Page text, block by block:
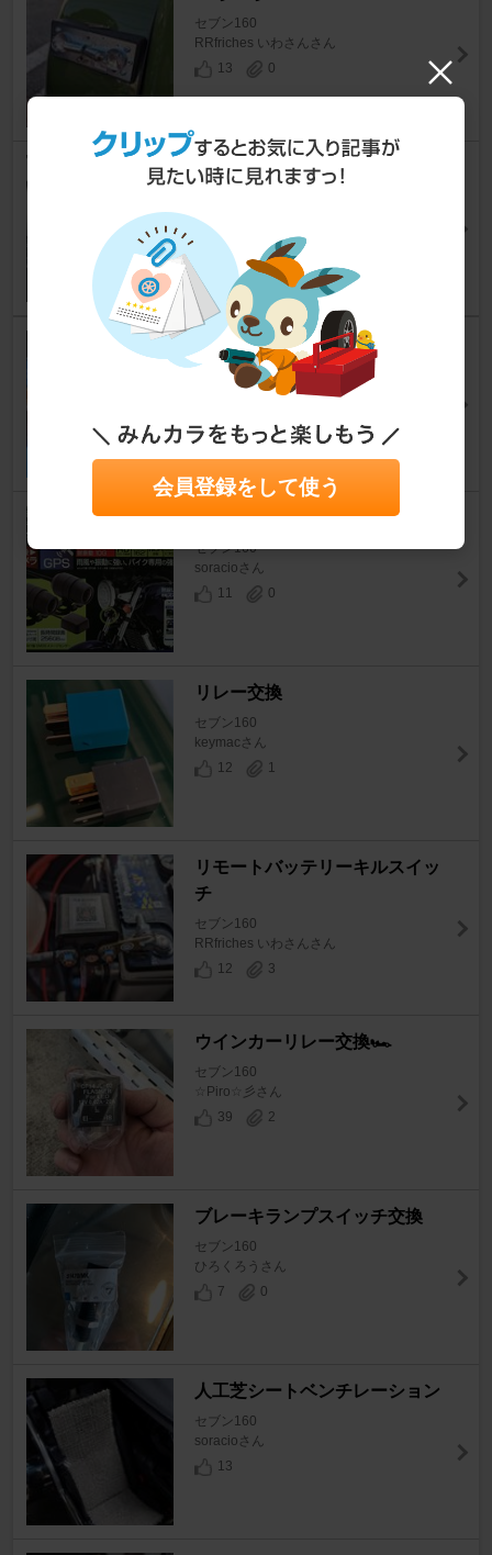
セブン160
RRfriches いわさんさん
13
0
燃料ポンプリレー交換
ぷれたさん
6
ヒューズ換装
セブン160
RRfriches いわさんさん
ドラレコ装着
セブン160
soracioさん
11
0
リレー交換
セブン160
keymacさん
12
1
リモートバッテリーキルスイッ
チ
セブン160
RRfriches いわさんさん
12
3
ウインカーリレー交換🏎
セブン160
☆Piro☆彡さん
39
2
ブレーキランプスイッチ交換
セブン160
ひろくろうさん
7
0
人工芝シートベンチレーション
セブン160
soracioさん
13
会員登録をして使う